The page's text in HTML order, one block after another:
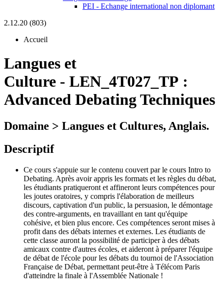
PEI - Echange international non diplomant
2.12.20 (803)
Accueil
Langues et
Culture - LEN_4T027_TP :
Advanced Debating Techniques
Domaine > Langues et Cultures, Anglais.
Descriptif
Ce cours s'appuie sur le contenu couvert par le cours Intro to
Debating. Après avoir appris les formats et les règles du débat,
les étudiants pratiqueront et affineront leurs compétences pour
les joutes oratoires, y compris l'élaboration de meilleurs
discours, captivation d'un public, la persuasion, le démontage
des contre-arguments, en travaillant en tant qu'équipe
cohésive, et bien plus encore. Ces compétences seront mises à
profit dans des débats internes et externes. Les étudiants de
cette classe auront la possibilité de participer à des débats
amicaux contre d'autres écoles, et aideront à préparer l'équipe
de débat de l'école pour les débats du tournoi de l'Association
Française de Débat, permettant peut-être à Télécom Paris
d'atteindre la finale à l'Assemblée Nationale !